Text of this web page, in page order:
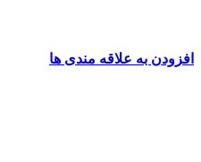
افزودن به علاقه مندی ها